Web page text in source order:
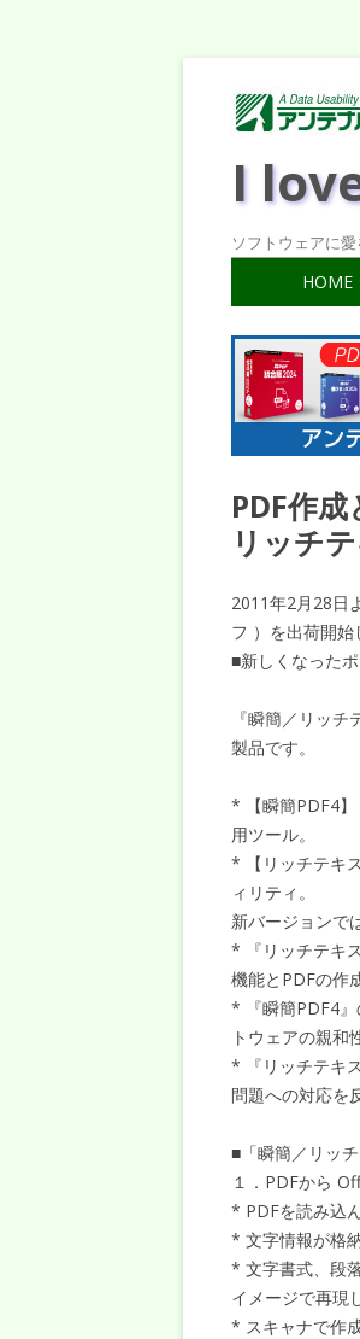
I
ソフトウェアに
HOME
PDF作
リッチ
2011年2月28日
フ ）を出荷開始
■新しくなった
『瞬簡／リッ
製品です。
* 【瞬簡PDF4】
用ツール。
* 【リッチテキ
ィリティ。
新バージョンで
* 『リッチテキ
機能とPDFの作
* 『瞬簡PDF4』
トウェアの親和
* 『リッチテキ
問題への対応を
■「瞬簡／リッ
１．PDFから
* PDFを読み込
* 文字情報が格
* 文字書式、段
イメージで再現
* スキャナで作